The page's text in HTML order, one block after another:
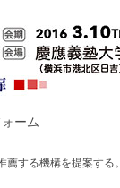
ーム
する機構を提案する。